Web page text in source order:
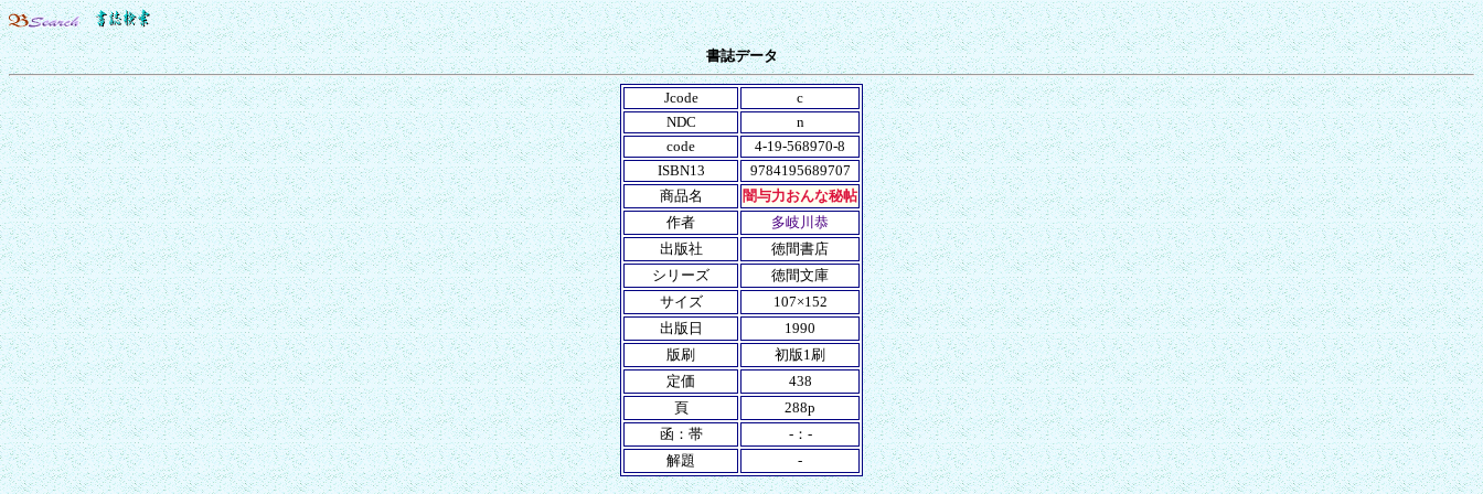
書誌データ
Jcode
c
NDC
n
code
4-19-568970-8
ISBN13
9784195689707
商品名
闇与力おんな秘帖
作者
多岐川恭
出版社
徳間書店
シリーズ
徳間文庫
サイズ
107×152
出版日
1990
版刷
初版1刷
定価
438
頁
288p
函：帯
-：-
解題
-